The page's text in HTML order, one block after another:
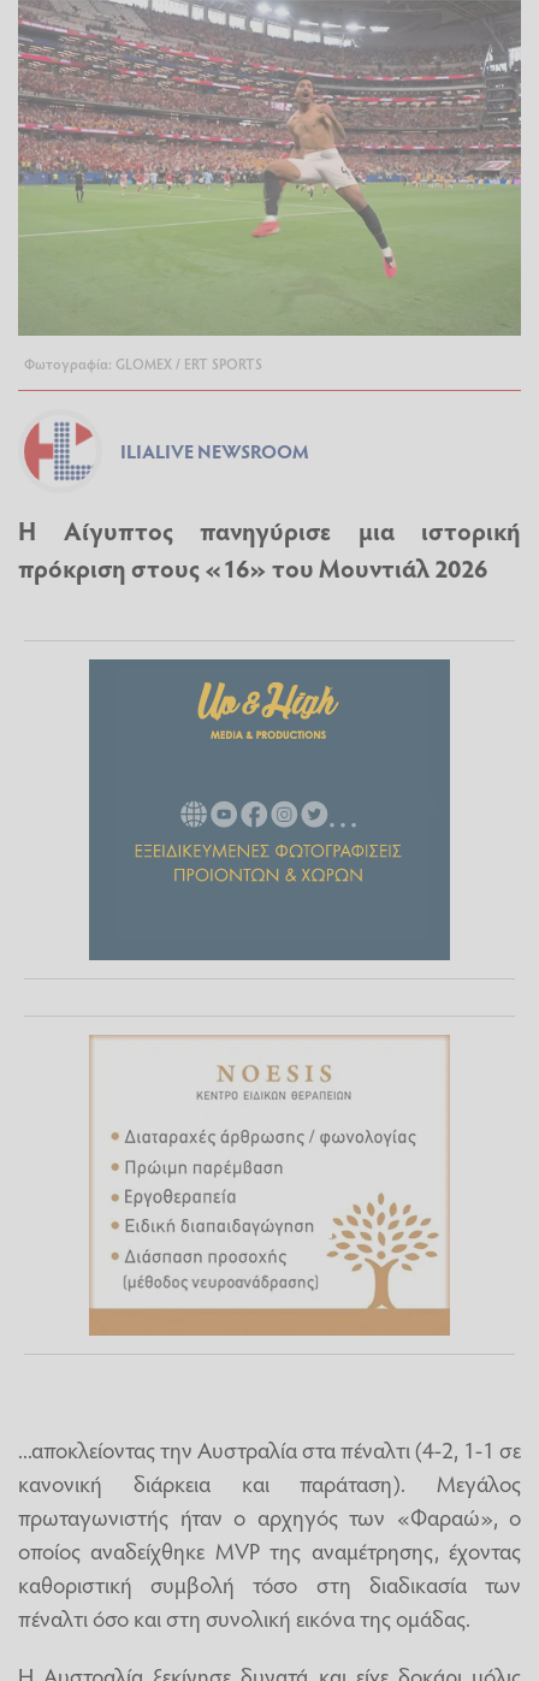
Φωτογραφία: GLOMEX / ERT SPORTS
ILIALIVE NEWSROOM
Η Αίγυπτος πανηγύρισε μια ιστορική
πρόκριση στους «16» του Μουντιάλ 2026
...αποκλείοντας την Αυστραλία στα πέναλτι (4-2, 1-1 σε
κανονική διάρκεια και παράταση). Μεγάλος
πρωταγωνιστής ήταν ο αρχηγός των «Φαραώ», ο
οποίος αναδείχθηκε MVP της αναμέτρησης, έχοντας
καθοριστική συμβολή τόσο στη διαδικασία των
πέναλτι όσο και στη συνολική εικόνα της ομάδας.
Η Αυστραλία ξεκίνησε δυνατά και είχε δοκάρι μόλις